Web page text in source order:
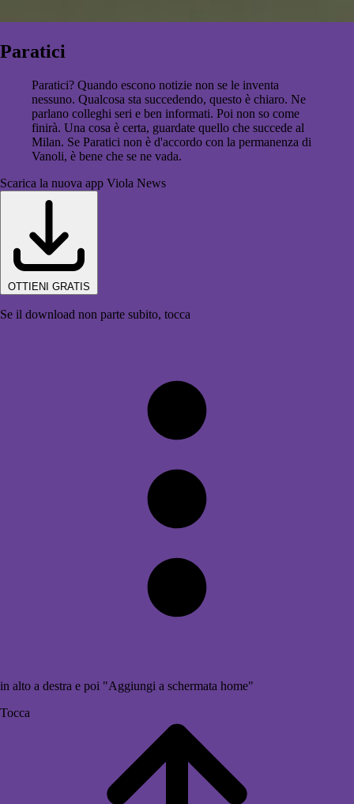
Paratici
Paratici? Quando escono notizie non se le inventa
nessuno. Qualcosa sta succedendo, questo è chiaro. Ne
parlano colleghi seri e ben informati. Poi non so come
finirà. Una cosa è certa, guardate quello che succede al
Milan. Se Paratici non è d'accordo con la permanenza di
Vanoli, è bene che se ne vada.
Scarica la nuova app Viola News
OTTIENI GRATIS
Se il download non parte subito, tocca
in alto a destra e poi "Aggiungi a schermata home"
Tocca